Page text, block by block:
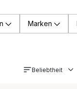
Marken
Beliebtheit